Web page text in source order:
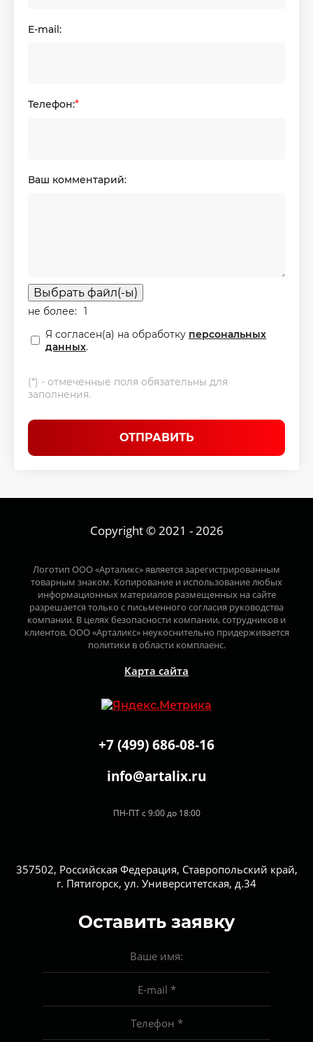
E-mail:
Телефон:*
Ваш комментарий:
Выбрать файл(-ы)
не более:
1
Я согласен(а) на обработку персональных
данных.
(*) - отмеченные поля обязательны для
заполнения.
ОТПРАВИТЬ
Copyright © 2021 - 2026
Логотип ООО «Арталикс» является зарегистрированным
товарным знаком. Копирование и использование любых
информационных материалов размещенных на сайте
разрешается только с письменного согласия руководства
компании. В целях безопасности компании, сотрудников и
клиентов, ООО «Арталикс» неукоснительно придерживается
политики в области комплаенс.
Карта сайта
+7 (499) 686-08-16
info@artalix.ru
ПН-ПТ с 9:00 до 18:00
357502, Российская Федерация, Ставропольский край,
г. Пятигорск, ул. Университетская, д.34
Оставить заявку